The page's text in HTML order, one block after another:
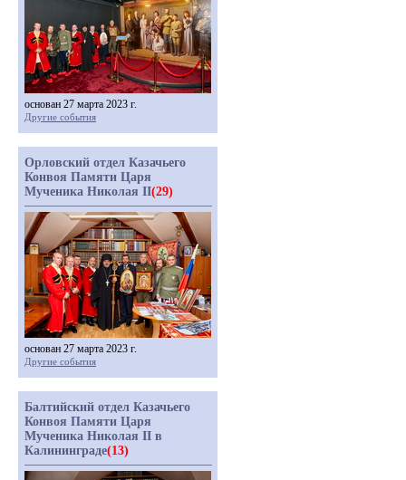
основан 27 марта 2023 г.
Другие события
Орловский отдел Казачьего
Конвоя Памяти Царя
Мученика Николая II(29)
основан 27 марта 2023 г.
Другие события
Балтийский отдел Казачьего
Конвоя Памяти Царя
Мученика Николая II в
Калининграде(13)